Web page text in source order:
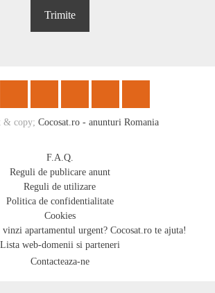
& copy; Cocosat.ro - anunturi Romania
F.A.Q.
Reguli de publicare anunt
Reguli de utilizare
Politica de confidentialitate
Cookies
Tu stii cum sa iti vinzi apartamentul urgent? Cocosat.ro te ajuta!
Lista web-domenii si parteneri
Contacteaza-ne